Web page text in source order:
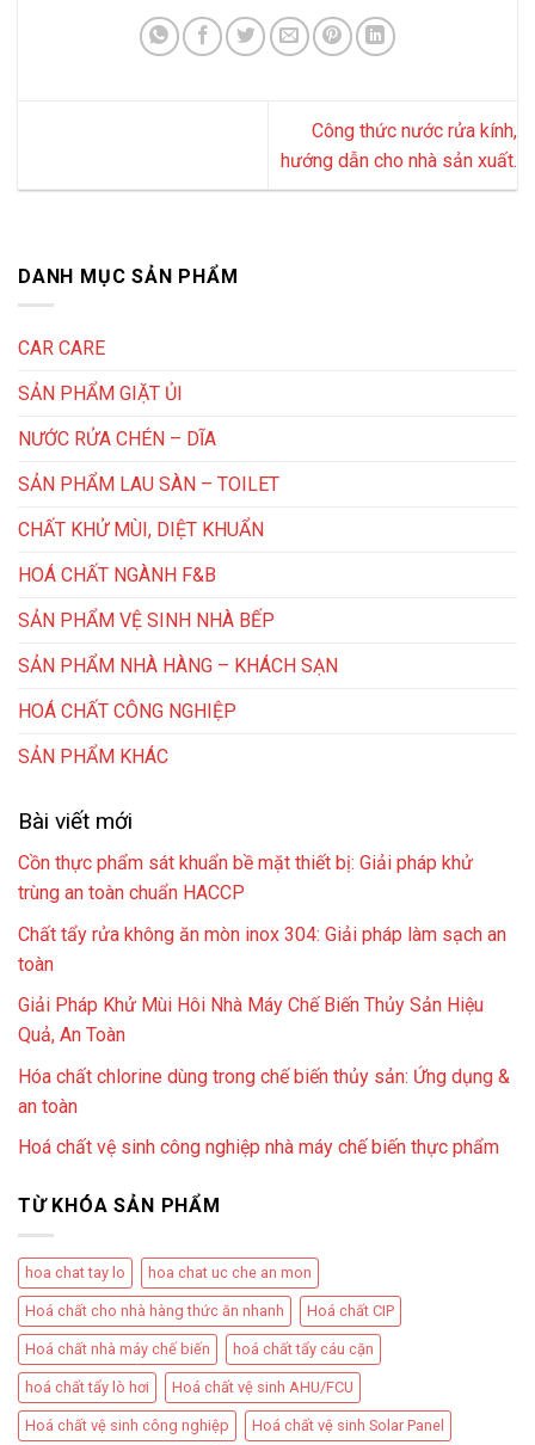
Công thức nước rửa kính,
hướng dẫn cho nhà sản xuất.
DANH MỤC SẢN PHẨM
CAR CARE
SẢN PHẨM GIẶT ỦI
NƯỚC RỬA CHÉN – DĨA
SẢN PHẨM LAU SÀN – TOILET
CHẤT KHỬ MÙI, DIỆT KHUẨN
HOÁ CHẤT NGÀNH F&B
SẢN PHẨM VỆ SINH NHÀ BẾP
SẢN PHẨM NHÀ HÀNG – KHÁCH SẠN
HOÁ CHẤT CÔNG NGHIỆP
SẢN PHẨM KHÁC
Bài viết mới
Cồn thực phẩm sát khuẩn bề mặt thiết bị: Giải pháp khử
trùng an toàn chuẩn HACCP
Chất tẩy rửa không ăn mòn inox 304: Giải pháp làm sạch an
toàn
Giải Pháp Khử Mùi Hôi Nhà Máy Chế Biến Thủy Sản Hiệu
Quả, An Toàn
Hóa chất chlorine dùng trong chế biến thủy sản: Ứng dụng &
an toàn
Hoá chất vệ sinh công nghiệp nhà máy chế biến thực phẩm
TỪ KHÓA SẢN PHẨM
hoa chat tay lo hoa chat uc che an mon
Hoá chất cho nhà hàng thức ăn nhanh Hoá chất CIP
Hoá chất nhà máy chế biến hoá chất tẩy cáu cặn
hoá chất tẩy lò hơi Hoá chất vệ sinh AHU/FCU
Hoá chất vệ sinh công nghiệp Hoá chất vệ sinh Solar Panel